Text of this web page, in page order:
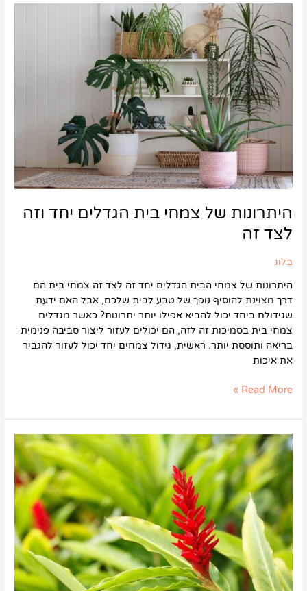
היתרונות של צמחי בית הגדלים יחד וזה
לצד זה
בלוג
היתרונות של צמחי הבית הגדלים יחד זה לצד זה צמחי בית הם
דרך מצוינת להוסיף נופך של טבע לבית שלכם, אבל האם ידעת
שגידולם ביחד יכול להביא אפילו יותר יתרונות? כאשר מגדלים
צמחי בית בסמיכות זה לזה, הם יכולים לעזור ליצור סביבה פנימית
בריאה ותוססת יותר. ראשית, גידול צמחים יחד יכול לעזור להגביר
את איכות
היתרונות
של
צמחי
בית
הגדלים
יחד
וזה
זה
Read More »
אילו
צמחים
מתאימים
מחלות
ומחזקים
את
המערכת
החיסונית?